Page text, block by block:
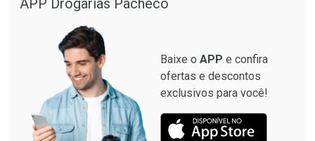
APP Drogarias Pacheco
Baixe o APP e confira
ofertas e descontos
exclusivos para você!